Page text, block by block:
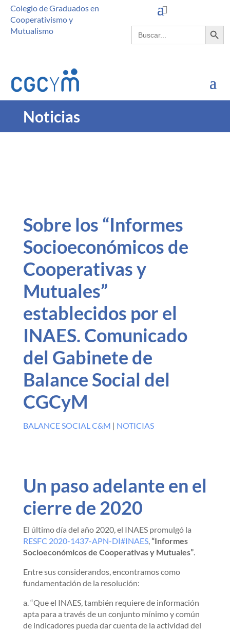
Colegio de Graduados en
Cooperativismo y
Mutualismo
Buscar: Botón de
Noticias
Sobre los “Informes
Socioeconómicos de
Cooperativas y
Mutuales”
establecidos por el
INAES. Comunicado
del Gabinete de
Balance Social del
CGCyM
BALANCE SOCIAL C&M | NOTICIAS
Un paso adelante en el
cierre de 2020
El último día del año 2020, el INAES promulgó la
RESFC 2020-1437-APN-DI#INAES,“Informes
Socioeconómicos de Cooperativas y Mutuales”.
Entre sus considerandos, encontramos como
fundamentación de la resolución:
a. “Que el INAES, también requiere de información
apta para a través de un conjunto mínimo y común
de indicadores pueda dar cuenta de la actividad del